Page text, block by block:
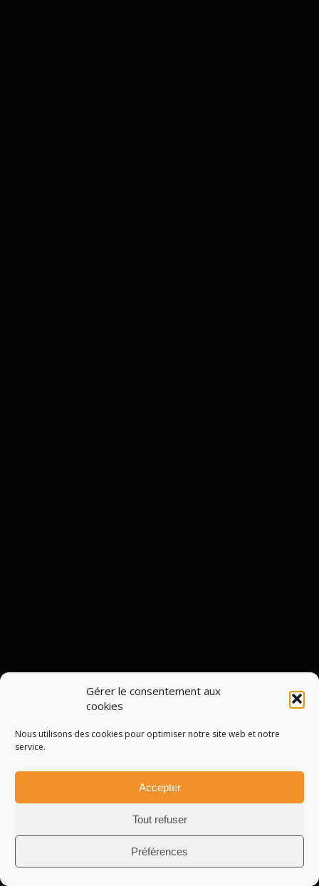
Gérer le consentement aux
cookies
Nous utilisons des cookies pour optimiser notre site web et notre
service.
Accepter
Tout refuser
Préférences